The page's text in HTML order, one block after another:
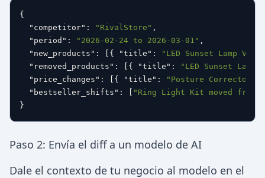
{
"competitor" : "RivalStore" ,
"period" : "2026-02-24 to 2026-03-01" ,
"new_products" : { "title" : "LED Sunset Lamp V3"
"removed_products" : { "title" :
"LED Sunset Lamp
"price_changes" : { "title" :
"Posture Corrector
"bestseller_shifts" :
"Ring Light Kit moved from
}
Paso 2: Envía el diff a un modelo de AI
Dale el contexto de tu negocio al modelo en el